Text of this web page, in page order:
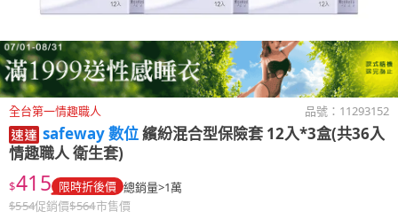
全台第一情趣職人 品號： 11293152
safeway 數位繽紛混合型保險套 12入*3盒(共36入
情趣職人 衛生套)
$415 限時折後價 總銷量>1萬
$554促銷價$564市售價